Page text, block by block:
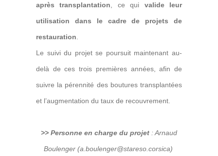
après transplantation , ce qui valide leur
utilisation dans le cadre de projets de
restauration
Le suivi du projet se poursuit maintenant au-
delà de ces trois premières années, afin de
suivre la pérennité des boutures transplantées
et l’augmentation du taux de recouvrement.
>> Personne en charge du projet : Arnaud
Boulenger (a.boulenger@stareso.corsica)